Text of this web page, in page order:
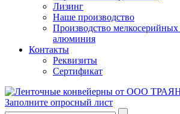
Лизинг
Наше производство
Производство
алюминия
Контакты
Реквизиты
Сертификат
Заполните опросный лист